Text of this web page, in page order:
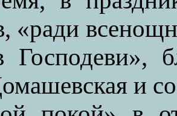
«ради
Господеви»,
и